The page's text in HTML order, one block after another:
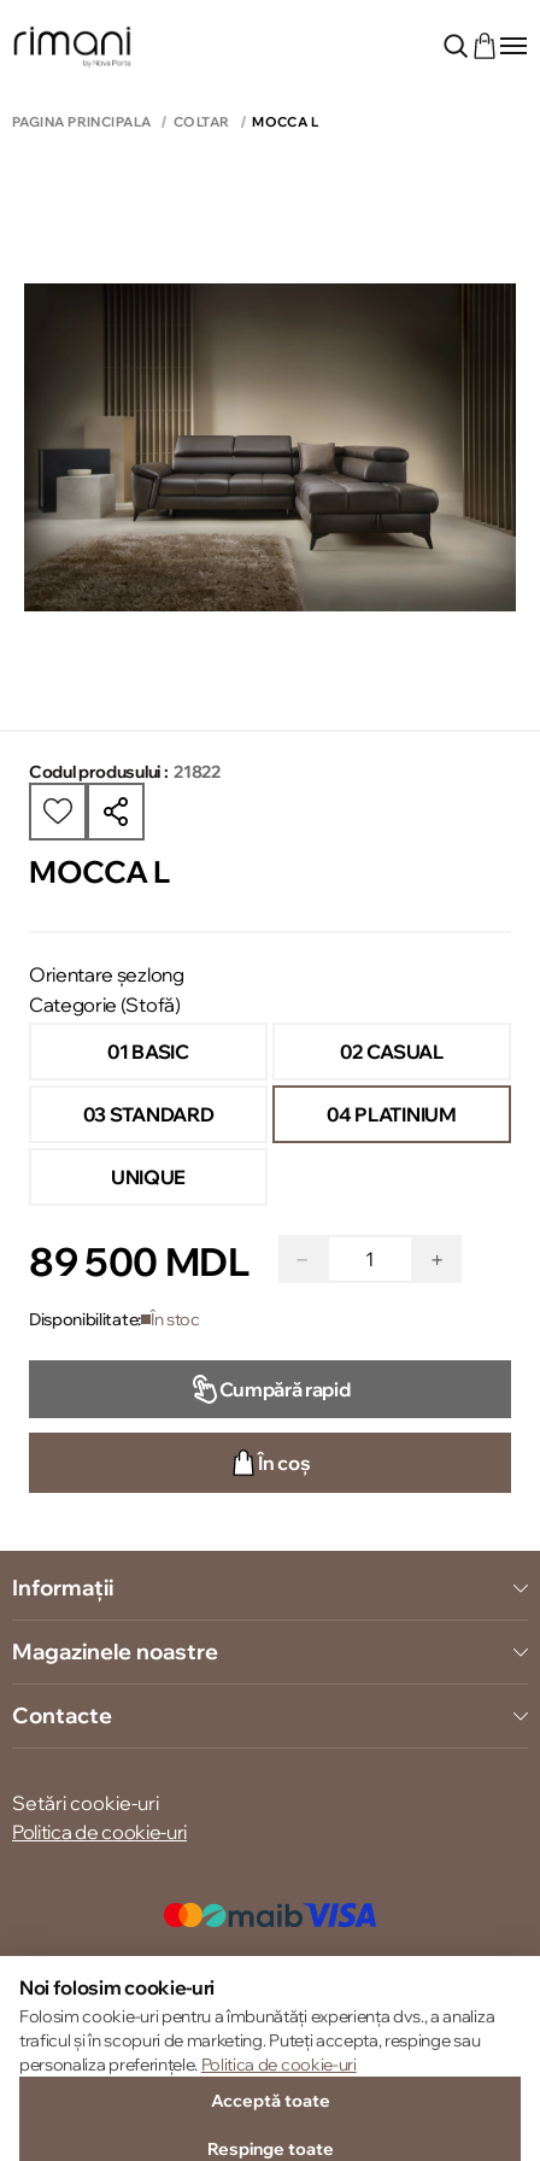
PAGINA PRINCIPALĂ COLTAR MOCCA L
Codul produsului : 21822
MOCCA L
Orientare șezlong
Categorie (Stofă)
01 BASIC
02 CASUAL
03 STANDARD 04 PLATINIUM
UNIQUE
89 500 MDL − +
Disponibilitate: În stoc
Cumpără rapid
În coș
Informații
Magazinele noastre
Contacte
Setări cookie-uri
Politica de cookie-uri
© 2013 – 2026 ECOM
Noi folosim cookie-uri
Folosim cookie-uri pentru a îmbunătăți experiența dvs., a analiza
traficul și în scopuri de marketing. Puteți accepta, respinge sau
personaliza preferințele. Politica de cookie-uri
Acceptă toate
Respinge toate